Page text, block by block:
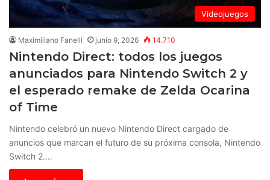
Videojuegos
Maximiliano Fanelli junio 9, 2026 14.710
Nintendo Direct: todos los juegos
anunciados para Nintendo Switch 2 y
el esperado remake de Zelda Ocarina
of Time
Nintendo celebró un nuevo Nintendo Direct cargado de
anuncios que marcan el futuro de su próxima consola, Nintendo
Switch 2.…